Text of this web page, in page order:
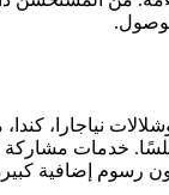
نياجارا،
خدمات مشاركة
دون رسوم إضافية